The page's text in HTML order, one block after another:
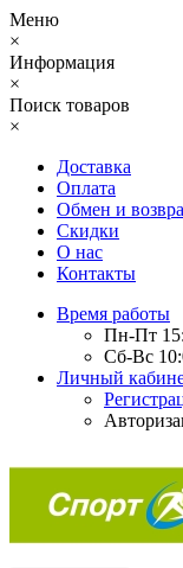
Меню
×
Информация
×
Поиск товаров
×
Доставка
Оплата
Обмен и
Скидки
О нас
Контакты
Время работы
Пн-Пт
Сб-Вс
Личный